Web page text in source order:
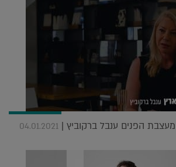
הפנים ענבל ברקוביץ | 04.01.2021